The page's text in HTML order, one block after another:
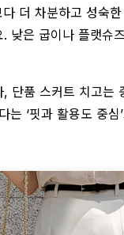
더 차분하고 성
은 굽이나 플랫
품 스커트 치고는
‘핏과 활용도